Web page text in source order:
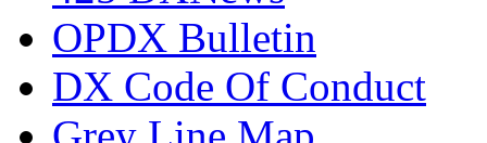
OPDX Bulletin
DX Code Of Conduct